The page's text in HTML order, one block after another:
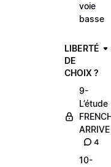
voie
basse
LIBERTÉ
DE
CHOIX ?
9-
L’étude
ARRIVE
4
10-